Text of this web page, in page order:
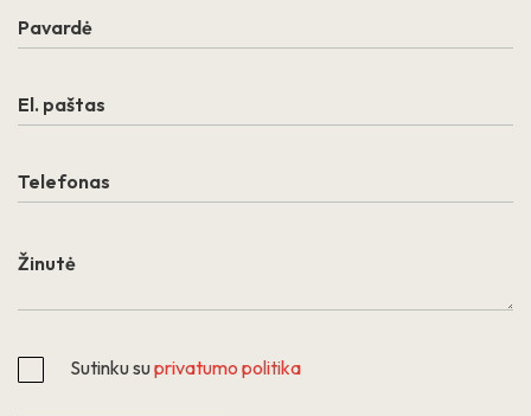
Sutinku suprivatumo politika